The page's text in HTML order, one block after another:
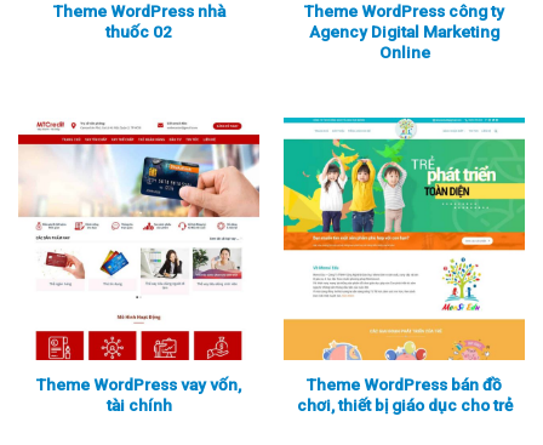
Theme WordPress nhà
thuốc 02
Theme WordPress công ty
Agency Digital Marketing
Online
Theme WordPress vay vốn,
tài chính
Theme WordPress bán đồ
chơi, thiết bị giáo dục cho trẻ